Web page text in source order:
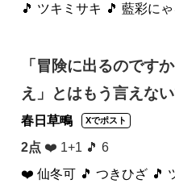
🎵 ツキミサキ 🎵 藍彩に
「冒険に出るのです
え」とはもう言えな
春日草鴫 Xでポスト
2点 ❤️ 1+1 🎵 6
❤️ 仙冬可 🎵 つきひざ 🎵